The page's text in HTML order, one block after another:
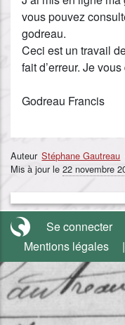
vous pouvez
godreau.
Ceci est un travail
fait d’erreur. Je
Godreau Francis
Auteur Stéphane Gautreau
Mis à jour le 22 novembre
Se connecter
Mentions légales